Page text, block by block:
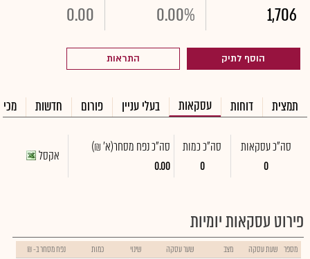
1,706
0.00%
0.00
הוסף לתיק התראות
תמצית דוחות עסקאות בעלי עניין פורום חדשות
סה"כ עסקאות
0
סה"כ כמות
0
סה"כ נפח מסחר(א' ₪)
0.00
אקסל
פירוט עסקאות יומיות
מספר שעת עסקה מצב שער עסקה שינוי כמות נפח מסחר ב- ₪